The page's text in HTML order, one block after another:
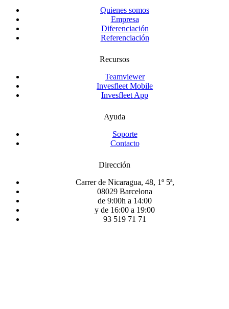
Quienes somos
Empresa
Diferenciación
Referenciación
Recursos
Teamviewer
Invesfleet Mobile
Invesfleet App
Ayuda
Soporte
Contacto
Dirección
Carrer de Nicaragua, 48, 1º 5ª,
08029 Barcelona
de 9:00h a 14:00
y de 16:00 a 19:00
93 519 71 71